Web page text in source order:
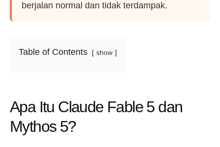
berjalan normal dan tidak terdampak.
Table of Contents show
Apa Itu Claude Fable 5 dan
Mythos 5?